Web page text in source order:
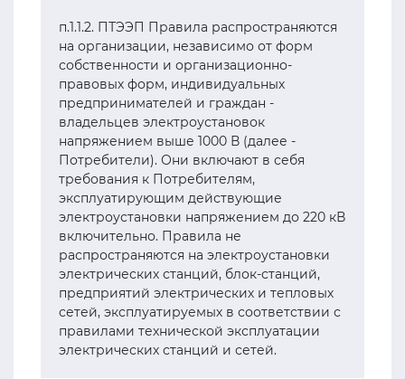
п.1.1.2. ПТЭЭП Правила распространяются
на организации, независимо от форм
собственности и организационно-
правовых форм, индивидуальных
предпринимателей и граждан -
владельцев электроустановок
напряжением выше 1000 В (далее -
Потребители). Они включают в себя
требования к Потребителям,
эксплуатирующим действующие
электроустановки напряжением до 220 кВ
включительно. Правила не
распространяются на электроустановки
электрических станций, блок-станций,
предприятий электрических и тепловых
сетей, эксплуатируемых в соответствии с
правилами технической эксплуатации
электрических станций и сетей.